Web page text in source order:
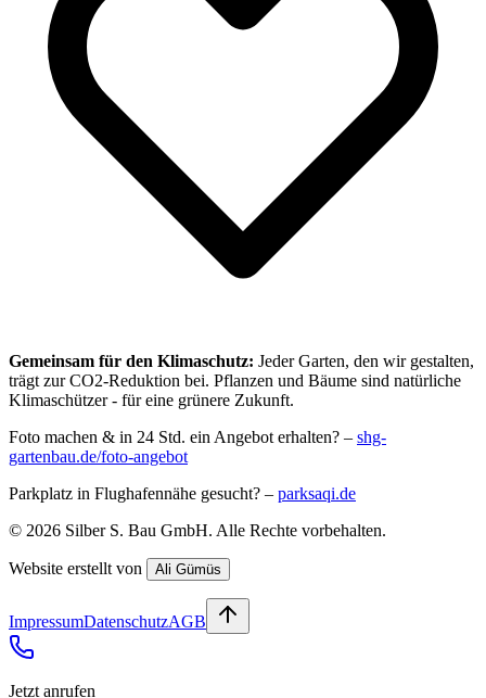
Gemeinsam für den Klimaschutz: Jeder Garten, den wir gestalten,
trägt zur CO2-Reduktion bei. Pflanzen und Bäume sind natürliche
Klimaschützer - für eine grünere Zukunft.
Foto machen & in 24 Std. ein Angebot erhalten? – shg-
gartenbau.de/foto-angebot
Parkplatz in Flughafennähe gesucht? – parksaqi.de
© 2026 Silber S. Bau GmbH. Alle Rechte vorbehalten.
Website erstellt von Ali Gümüs
ImpressumDatenschutzAGB
Jetzt anrufen